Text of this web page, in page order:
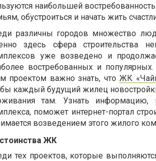
наибольшей
обустроиться и начать жить
различны городов множество
здесь сфера строительства
уже возведено и
востребованных и
проектом важно знать, чтоЖК
каждый будущий жилец
там. Узнать информацию,
поможет интернет-портал
возведением этого жилого
ЖК
тех проектов, которые